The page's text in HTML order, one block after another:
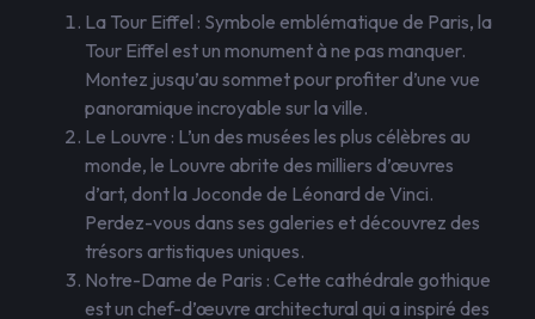
La Tour Eiffel : Symbole emblématique de Paris, la
Tour Eiffel est un monument à ne pas manquer.
Montez jusqu’au sommet pour profiter d’une vue
panoramique incroyable sur la ville.
Le Louvre : L’un des musées les plus célèbres au
monde, le Louvre abrite des milliers d’œuvres
d’art, dont la Joconde de Léonard de Vinci.
Perdez-vous dans ses galeries et découvrez des
trésors artistiques uniques.
Notre-Dame de Paris : Cette cathédrale gothique
est un chef-d’œuvre architectural qui a inspiré des